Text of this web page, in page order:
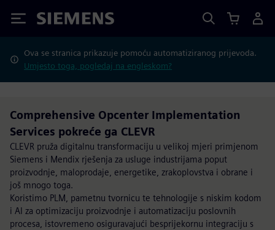
Siemens
Ova se stranica prikazuje pomoću automatiziranog prijevoda.
Umjesto toga, pogledaj na engleskom?
Comprehensive Opcenter Implementation
Services pokreće ga CLEVR
CLEVR pruža digitalnu transformaciju u velikoj mjeri primjenom
Siemens i Mendix rješenja za usluge industrijama poput
proizvodnje, maloprodaje, energetike, zrakoplovstva i obrane i
još mnogo toga.
Koristimo PLM, pametnu tvornicu te tehnologije s niskim kodom
i AI za optimizaciju proizvodnje i automatizaciju poslovnih
procesa, istovremeno osiguravajući besprijekornu integraciju s